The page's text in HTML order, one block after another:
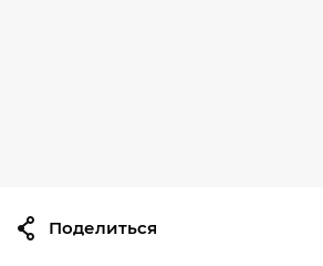
Поделиться